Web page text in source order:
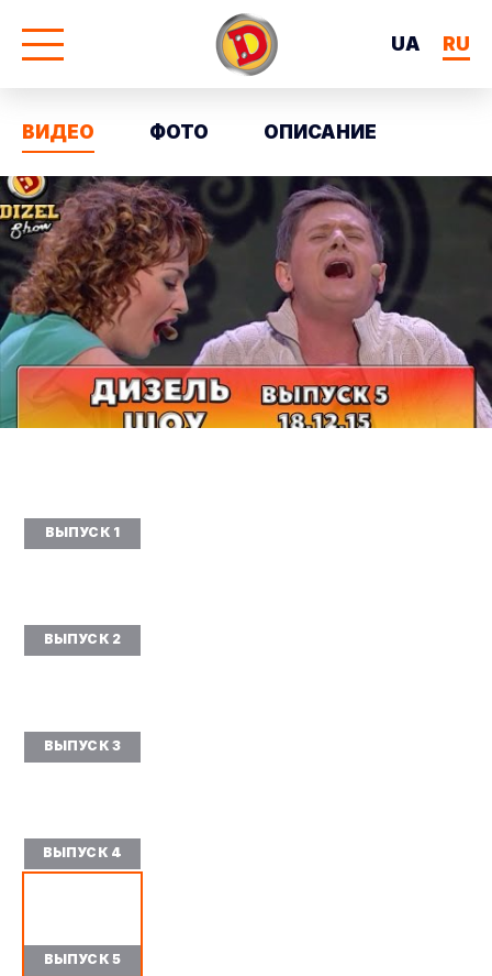
UA
RU
ВИДЕО ФОТО ОПИСАНИЕ
ВЫПУСК 1
ВЫПУСК 2
ВЫПУСК 3
ВЫПУСК 4
ВЫПУСК 5